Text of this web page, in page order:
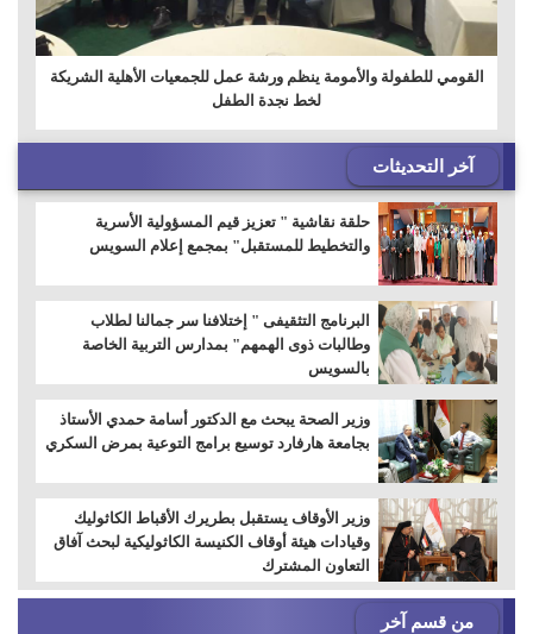
القومي للطفولة والأمومة ينظم ورشة عمل للجمعيات الأهلية الشريكة
لخط نجدة الطفل
آخر التحديثات
حلقة نقاشية " تعزيز قيم المسؤولية الأسرية
والتخطيط للمستقبل" بمجمع إعلام السويس
البرنامج التثقيفى " إختلافنا سر جمالنا لطلاب
وطالبات ذوى الهمهم" بمدارس التربية الخاصة
بالسويس
وزير الصحة يبحث مع الدكتور أسامة حمدي الأستاذ
بجامعة هارفارد توسيع برامج التوعية بمرض السكري
وزير الأوقاف يستقبل بطريرك الأقباط الكاثوليك
وقيادات هيئة أوقاف الكنيسة الكاثوليكية لبحث آفاق
التعاون المشترك
من قسم آخر